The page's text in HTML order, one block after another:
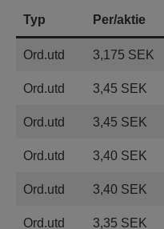
Typ Per/aktie
Ord.utd 3,175 SEK
Ord.utd 3,45 SEK
Ord.utd 3,45 SEK
Ord.utd 3,40 SEK
Ord.utd 3,40 SEK
Ord.utd 3,35 SEK